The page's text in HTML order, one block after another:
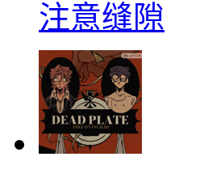
注意缝隙